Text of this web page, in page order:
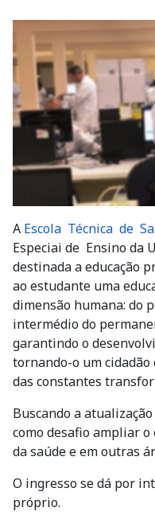
A Escola Técnica de
Especiai de Ensino da
destinada a educação
ao estudante uma
dimensão humana: do
intermédio do
garantindo o
tornando-o um
das constantes
Buscando a
como desafio ampliar
da saúde e em outras
O ingresso se dá por
próprio.